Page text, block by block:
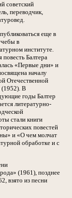
советский
переводчик,
еще в
в
институте.
повесть Балтера
«Первые дни» и
началу
Отечественной
В
годы Балтер
литературно-
стали книги
повестей
и «О чем молчат
обработке и с
(1961), позднее
взято из песни